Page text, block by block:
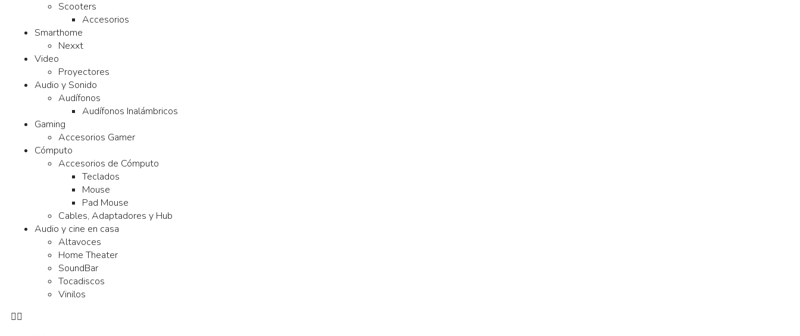
Scooters
Accesorios
Smarthome
Nexxt
Video
Proyectores
Audio y Sonido
Audífonos
Audífonos Inalámbricos
Gaming
Accesorios Gamer
Cómputo
Accesorios de Cómputo
Teclados
Mouse
Pad Mouse
Cables, Adaptadores y Hub
Audio y cine en casa
Altavoces
Home Theater
SoundBar
Tocadiscos
Vinilos